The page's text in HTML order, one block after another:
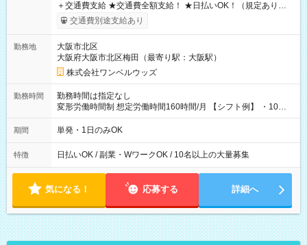
＋交通費支給 ★交通費全額支給！ ★日払いOK！（規定あり） ┗
働いたその日に現金GET♪ お仕事後はコンビニATMから 日払
交通費別途支給あり
勤務地
大阪市北区
大阪府大阪市北区梅田（最寄り駅：大阪駅）
株式会社ワンベルウッズ
勤務時間
勤務時間は指定なし
変形労働時間制 想定労働時間160時間/月 【シフト例】 ・10：
00～20：00
期間 単発・1日のみOK
特徴 日払いOK / 副業・WワークOK / 10名以上の大量募集
気になる！ 応募する 詳細へ